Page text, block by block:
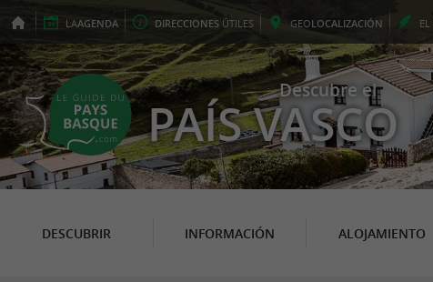
LAAGENDA DIRECCIONES ÚTILES GEOLOCALIZACIÓN EL
Descubre el
PAÍS VASCO
DESCUBRIR INFORMACIÓN ALOJAMIENTO